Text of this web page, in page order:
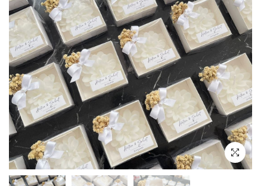
ÜRÜNLER
SİZDEN GELENLER
TASARIM YÜKLE
BLOG
İLETİŞİM